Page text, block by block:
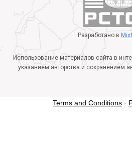
Разработано в
Использование материалов сайта в
указанием авторства и сохранением
Terms and Conditions -